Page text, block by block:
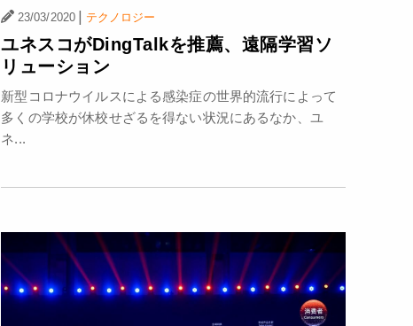
23/03/2020 | テクノロジー
ユネスコがDingTalkを推薦、遠隔学習ソ
リューション
新型コロナウイルスによる感染症の世界的流行によって
多くの学校が休校せざるを得ない状況にあるなか、ユ
ネ...